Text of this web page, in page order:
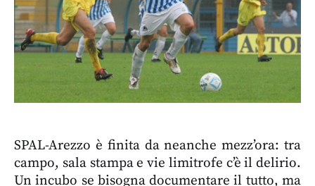
SPAL-Arezzo è finita da neanche mezz’ora: tra
campo, sala stampa e vie limitrofe c’è il delirio.
Un incubo se bisogna documentare il tutto, ma